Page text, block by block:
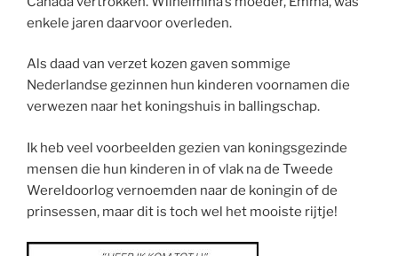
enkele jaren daarvoor overleden.
Als daad van verzet kozen gaven sommige
Nederlandse gezinnen hun kinderen voornamen die
verwezen naar het koningshuis in ballingschap.
Ik heb veel voorbeelden gezien van koningsgezinde
mensen die hun kinderen in of vlak na de Tweede
Wereldoorlog vernoemden naar de koningin of de
prinsessen, maar dit is toch wel het mooiste rijtje!